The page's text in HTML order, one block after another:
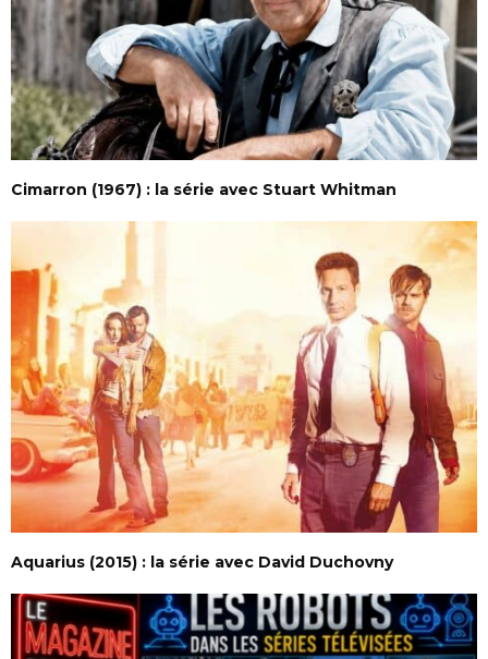
Cimarron (1967) : la série avec Stuart Whitman
Aquarius (2015) : la série avec David Duchovny